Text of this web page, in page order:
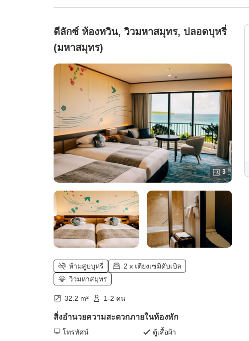
ดีลักซ์ ห้องทวิน, วิวมหาสมุทร, ปลอดบุหรี่
(มหาสมุทร)
3
ห้ามสูบบุหรี่
2 x เตียงเซมิดับเบิล
วิวมหาสมุทร
32.2 m² 1-2 คน
สิ่งอำนวยความสะดวกภายในห้องพัก
โทรทัศน์
ตู้เสื้อผ้า